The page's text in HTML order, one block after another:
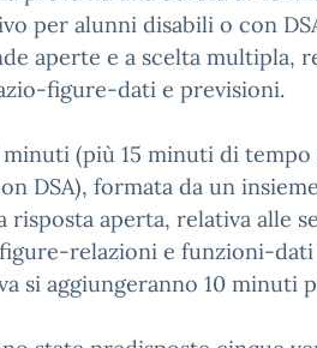
per alunni disabili o con
aperte e a scelta multipla,
figure-dati e previsioni.
(più 15 minuti di
DSA), formata da un
risposta aperta, relativa alle
relazioni e funzioni-
si aggiungeranno 10 minuti